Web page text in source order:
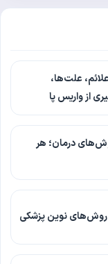
علت‌ها،
از واریس پا
درمان؛ هر
روش‌های نوین پزشکی